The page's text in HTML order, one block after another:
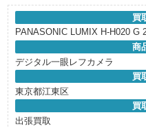
買
PANASONIC LUMIX H-H020 G
商
デジタル一眼レフカメラ
買
東京都江東区
買
出張買取